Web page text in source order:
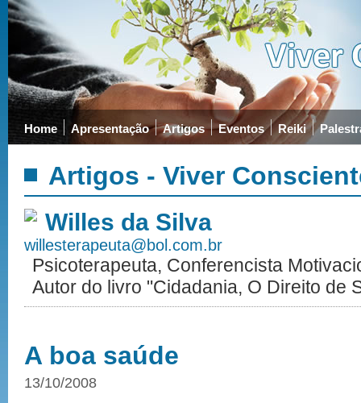
Home Apresentação Artigos Eventos Reiki
Artigos - Viver
Willes da Silva
willesterapeuta@bol.com.br
Psicoterapeuta, Conferencista
Autor do livro "Cidadania, O Direito de
A boa saúde
13/10/2008